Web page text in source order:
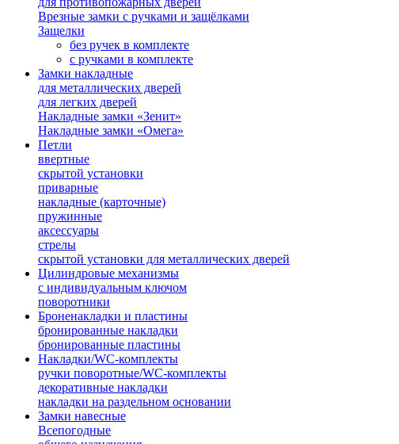
Врезные замки с ручками и защёлками
Защелки
без ручек в комплекте
с ручками в комплекте
Замки накладные
для металлических дверей
для легких дверей
Накладные замки «Зенит»
Накладные замки «Омега»
Петли
ввертные
скрытой установки
приварные
накладные (карточные)
пружинные
аксессуары
стрелы
скрытой установки для металлических дверей
Цилиндровые механизмы
с индивидуальным ключом
поворотники
Броненакладки и пластины
бронированные накладки
бронированные пластины
Накладки/WC-комплекты
ручки поворотные/WC-комплекты
декоративные накладки
накладки на раздельном основании
Замки навесные
Всепогодные